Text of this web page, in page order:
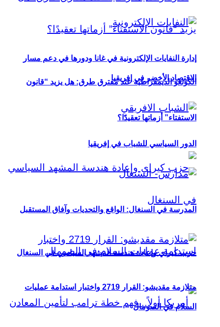
الكونغو الديمقراطية عند مفترق طرق: هل يزيد “قانون
الاستفتاء” أزماتها تعقيدًا؟
حزب كيراي وإعادة هندسة المشهد السياسي في السنغال
إدارة النفايات الإلكترونية في غانا ودورها في دعم مسار
الاقتصاد الأخضر في إفريقيا
الدور السياسي للشباب في إفريقيا
المدرسة في السنغال: الواقع والتحديات وآفاق المستقبل
متلازمة مقديشو: القرار 2719 واختبار استدامة عمليات
السلام في الصومال